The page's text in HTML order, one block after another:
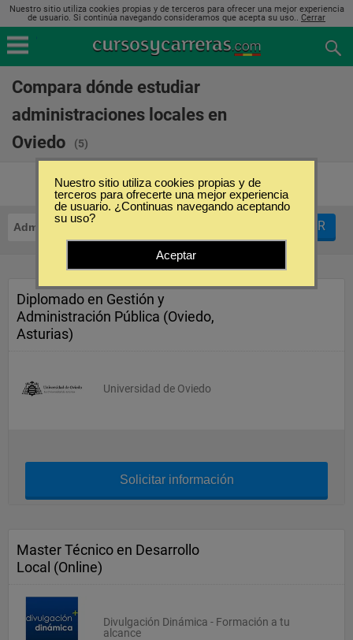
Nuestro sitio utiliza cookies propias y de terceros para ofrecer una mejor experiencia
de usuario. Si continúa navegando consideramos que acepta su uso.. Cerrar
Compara dónde estudiar
administraciones locales en
Oviedo
(5)
Administraciones Locales FILTRAR
Diplomado en Gestión y
Administración Pública (Oviedo,
Asturias)
Universidad de Oviedo
Solicitar información
Master Técnico en Desarrollo
Local (Online)
Divulgación Dinámica - Formación a tu
alcance
Nuestro sitio utiliza cookies propias y de
terceros para ofrecerte una mejor experiencia
de usuario. ¿Continuas navegando aceptando
su uso?
Aceptar